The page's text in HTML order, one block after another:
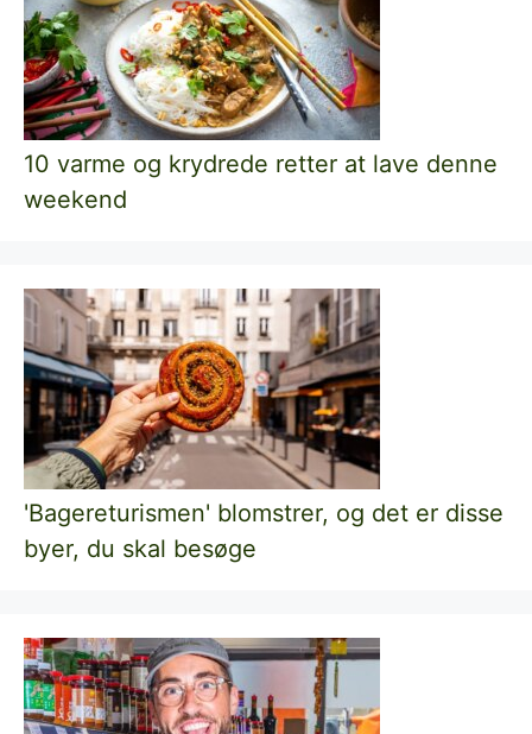
10 varme og krydrede retter at lave denne
weekend
'Bagereturismen' blomstrer, og det er disse
byer, du skal besøge